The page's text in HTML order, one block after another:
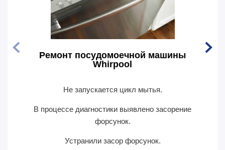
Ремонт посудомоечной машины
Whirpool
Не запускается цикл мытья.
В процессе диагностики выявлено засорение
форсунок.
Устранили засор форсунок.